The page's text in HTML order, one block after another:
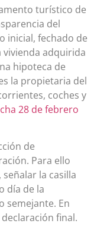
turístico de
del
inicial, fechado de
vivienda adquirida
hipoteca de
la propietaria del
coches y
28 de febrero
de
Para ello
la casilla
día de la
semejante. En
final.